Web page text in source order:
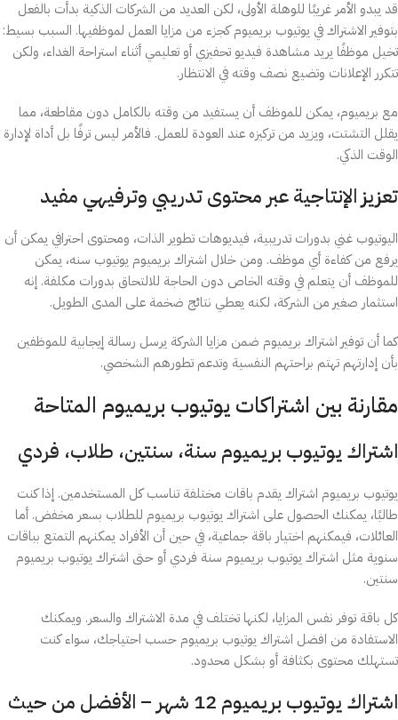
قد يبدو الأمر غريبًا للوهلة الأولى، لكن العديد من الشركات الذكية بدأت بالفعل
بتوفير الاشتراك في يوتيوب بريميوم كجزء من مزايا العمل لموظفيها. السبب بسيط:
تخيل موظفًا يريد مشاهدة فيديو تحفيزي أو تعليمي أثناء استراحة الغداء، ولكن
تتكرر الإعلانات وتضيع نصف وقته في الانتظار.
مع بريميوم، يمكن للموظف أن يستفيد من وقته بالكامل دون مقاطعة، مما
يقلل التشتت، ويزيد من تركيزه عند العودة للعمل. فالأمر ليس ترفًا بل أداة لإدارة
الوقت الذكي.
تعزيز الإنتاجية عبر محتوى تدريبي وترفيهي مفيد
اليوتيوب غني بدورات تدريبية، فيديوهات تطوير الذات، ومحتوى احترافي يمكن أن
يرفع من كفاءة أي موظف. ومن خلال اشتراك بريميوم يوتيوب سنه، يمكن
للموظف أن يتعلم في وقته الخاص دون الحاجة للالتحاق بدورات مكلفة. إنه
استثمار صغير من الشركة، لكنه يعطي نتائج ضخمة على المدى الطويل.
كما أن توفير اشتراك بريميوم ضمن مزايا الشركة يرسل رسالة إيجابية للموظفين
بأن إدارتهم تهتم براحتهم النفسية وتدعم تطورهم الشخصي.
مقارنة بين اشتراكات يوتيوب بريميوم المتاحة
اشتراك يوتيوب بريميوم سنة، سنتين، طلاب، فردي
يوتيوب بريميوم اشتراك يقدم باقات مختلفة تناسب كل المستخدمين. إذا كنت
طالبًا، يمكنك الحصول على اشتراك يوتيوب بريميوم للطلاب بسعر مخفض. أما
العائلات، فيمكنهم اختيار باقة جماعية، في حين أن الأفراد يمكنهم التمتع بباقات
سنوية مثل اشتراك يوتيوب بريميوم سنة فردي أو حتى اشتراك يوتيوب بريميوم
سنتين.
كل باقة توفر نفس المزايا، لكنها تختلف في مدة الاشتراك والسعر. ويمكنك
الاستفادة من افضل اشتراك يوتيوب بريميوم حسب احتياجك، سواء كنت
تستهلك محتوى بكثافة أو بشكل محدود.
اشتراك يوتيوب بريميوم 12 شهر – الأفضل من حيث